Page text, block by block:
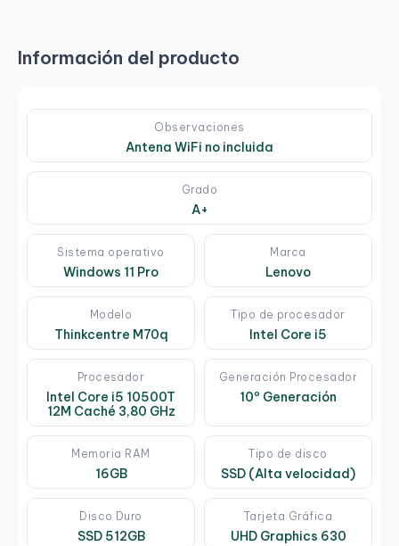
Información del producto
Observaciones
Antena WiFi no incluida
Grado
A+
Sistema operativo
Windows 11 Pro
Marca
Lenovo
Modelo
Thinkcentre M70q
Tipo de procesador
Intel Core i5
Procesador
Intel Core i5 10500T
12M Caché 3,80 GHz
Generación Procesador
10º Generación
Memoria RAM
16GB
Tipo de disco
SSD (Alta velocidad)
Disco Duro
SSD 512GB
Tarjeta Gráfica
UHD Graphics 630